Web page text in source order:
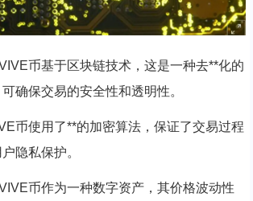
币基于区块链技术，这是一种去**化的
确保交易的安全性和透明性。
币使用了**的加密算法，保证了交易过程
隐私保护。
币作为一种数字资产，其价格波动性